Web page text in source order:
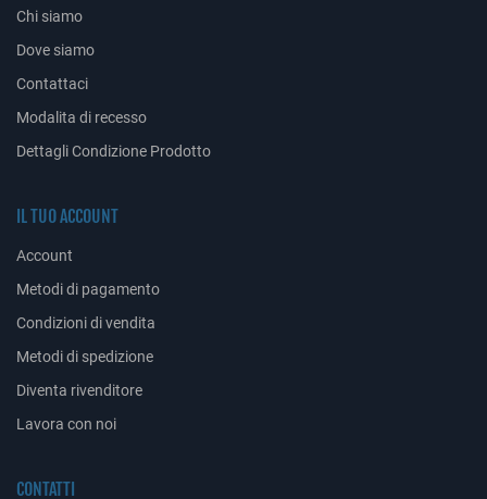
Chi siamo
Dove siamo
Contattaci
Modalita di recesso
Dettagli Condizione Prodotto
IL TUO ACCOUNT
Account
Metodi di pagamento
Condizioni di vendita
Metodi di spedizione
Diventa rivenditore
Lavora con noi
CONTATTI